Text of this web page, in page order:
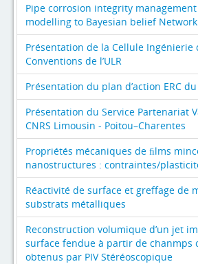
Pipe corrosion integrity
modelling to Bayesian belief Network
Présentation de la Cellule Ingénierie
Conventions de l’ULR
Présentation du plan d’action ERC du
Présentation du Service Partenariat
CNRS Limousin - Poitou–Charentes
Propriétés mécaniques de ﬁlms
nanostructures : contraintes/
Réactivité de surface et greffage de
substrats métalliques
Reconstruction volumique d’un jet
surface fendue à partir de chanmps
obtenus par PIV Stéréoscopique